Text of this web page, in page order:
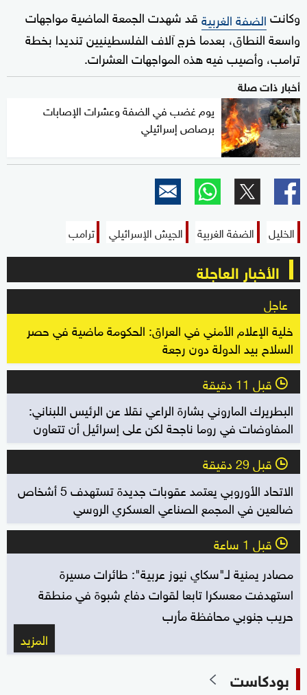
وكانتالضفة الغربيةقد شهدت الجمعة الماضية مواجهات
واسعة النطاق، بعدما خرج آلاف الفلسطينيين تنديدا بخطة
ترامب، وأصيب فيه هذه المواجهات العشرات.
أخبار ذات صلة
يوم غضب في الضفة وعشرات الإصابات
برصاص إسرائيلي
الخليل الضفة الغربية الجيش الإسرائيلي ترامب
الأخبار العاجلة
عاجل
خلية الإعلام الأمني في العراق: الحكومة ماضية في حصر
السلاح بيد الدولة دون رجعة
l قبل 11 دقيقة
البطريرك الماروني بشارة الراعي نقلا عن الرئيس اللبناني:
المفاوضات في روما ناجحة لكن على إسرائيل أن تتعاون
l قبل 29 دقيقة
الاتحاد الأوروبي يعتمد عقوبات جديدة تستهدف 5 أشخاص
ضالعين في المجمع الصناعي العسكري الروسي
l قبل 1 ساعة
مصادر يمنية لـ"سكاي نيوز عربية": طائرات مسيرة
استهدفت معسكرا تابعا لقوات دفاع شبوة في منطقة
حريب جنوبي محافظة مأرب
المزيد
بودكاست